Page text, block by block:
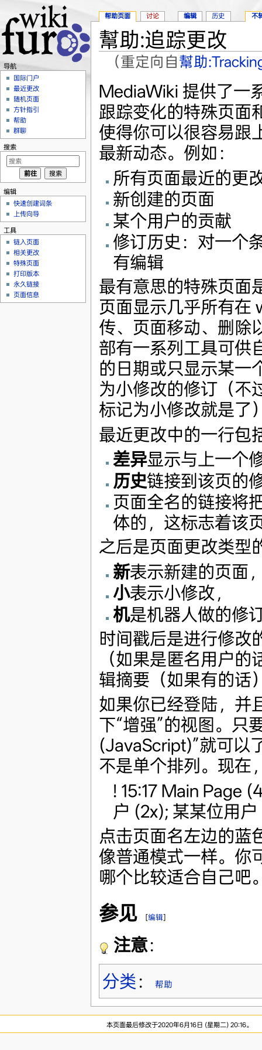
幫助:追踪更改
（重定向自幫助
MediaWiki 提供了一
跟踪变化的特殊页面
使得你可以很容易跟
最新动态。例如：
所有页面最近的更
新创建的页面
某个用户的贡献
修订历史：对一个
有编辑
最有意思的特殊页面
页面显示几乎所有在
传、页面移动、删除
部有一系列工具可供
的日期或只显示某一
为小修改的修订（不
标记为小修改就是了
最近更改中的一行包
差异显示与上一个
历史链接到该页的
页面全名的链接将
体的，这标志着该
之后是页面更改类型
新表示新建的页面
小表示小修改，
机是机器人做的修
时间戳后是进行修改
（如果是匿名用户
辑摘要（如果有的话
如果你已经登陆，并
下“增强”的视图。只
(JavaScript)”就可以
不是单个排列。现在
! 15:17 Main Page‎
户 (2x); 某某位用
点击页面名左边的蓝
像普通模式一样。你
哪个比较适合自己吧
参见 [编辑]
注意：
分类 ： 帮助
帮助页面 讨论 编辑 历史 不
导航
国际门户
最近更改
随机页面
方针指引
帮助
群聊
搜索
编辑
快速创建词条
上传向导
工具
链入页面
相关更改
特殊页面
打印版本
永久链接
页面信息
本页面最后修改于2020年6月16日 (星期二) 20:16。